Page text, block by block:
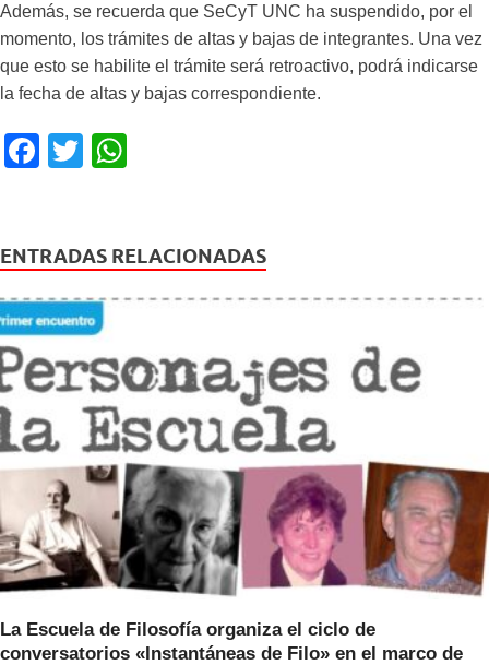
Además, se recuerda que SeCyT UNC ha suspendido, por el
momento, los trámites de altas y bajas de integrantes. Una vez
que esto se habilite el trámite será retroactivo, podrá indicarse
la fecha de altas y bajas correspondiente.
F
e
b
o
o
k
T
er s
A
p
ENTRADAS RELACIONADAS
La Escuela de Filosofía organiza el ciclo de
conversatorios «Instantáneas de Filo» en el marco de